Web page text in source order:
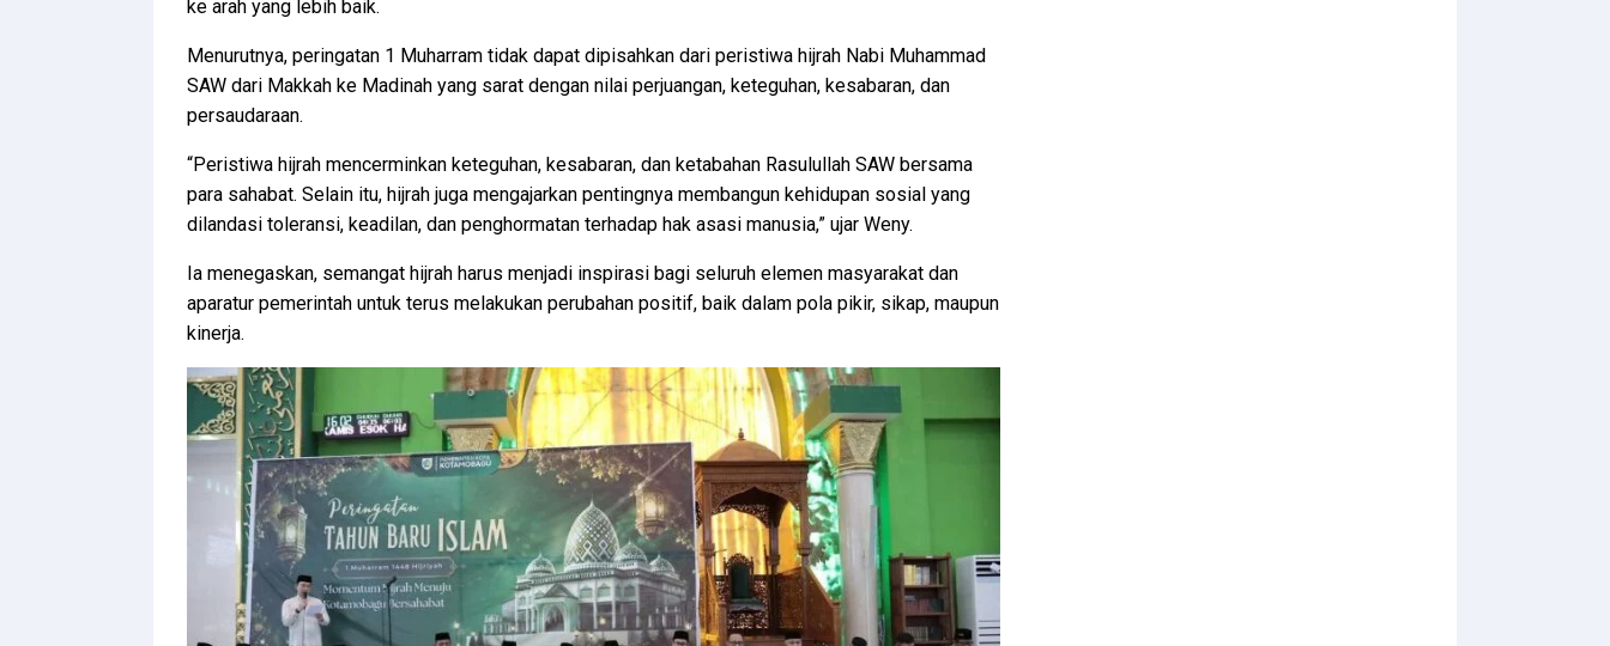
ke arah yang lebih baik.
Menurutnya, peringatan 1 Muharram tidak dapat dipisahkan dari peristiwa hijrah Nabi Muhammad
SAW dari Makkah ke Madinah yang sarat dengan nilai perjuangan, keteguhan, kesabaran, dan
persaudaraan.
“Peristiwa hijrah mencerminkan keteguhan, kesabaran, dan ketabahan Rasulullah SAW bersama
para sahabat. Selain itu, hijrah juga mengajarkan pentingnya membangun kehidupan sosial yang
dilandasi toleransi, keadilan, dan penghormatan terhadap hak asasi manusia,” ujar Weny.
Ia menegaskan, semangat hijrah harus menjadi inspirasi bagi seluruh elemen masyarakat dan
aparatur pemerintah untuk terus melakukan perubahan positif, baik dalam pola pikir, sikap, maupun
kinerja.